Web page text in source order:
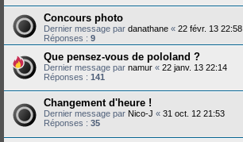
Concours photo
Dernier message par danathane « 22 févr. 13 22:58
Réponses : 9
Que pensez-vous de pololand ?
Dernier message par namur « 22 janv. 13 22:14
Réponses : 141
Changement d'heure !
Dernier message par Nico-J « 31 oct. 12 21:53
Réponses : 35